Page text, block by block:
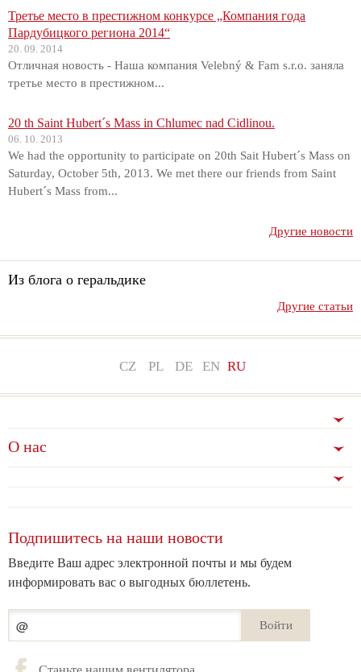
Третье место в престижном конкурсе „Компания года
Пардубицкого региона 2014“
20. 09. 2014
Отличная новость - Наша компания Velebný & Fam s.r.o. заняла
третье место в престижном...
20 th Saint Hubert´s Mass in Chlumec nad Cidlinou.
06. 10. 2013
We had the opportunity to participate on 20th Sait Hubert´s Mass on
Saturday, October 5th, 2013. We met there our friends from Saint
Hubert´s Mass from...
Другие новости
Из блога о геральдике
Другие статьи
CZ PL DE EN RU
О нас
Подпишитесь на наши новости
Введите Ваш адрес электронной почты и мы будем
информировать вас о выгодных бюллетень.
Войти